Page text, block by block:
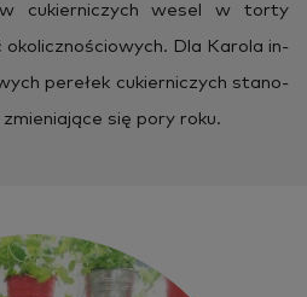
cu­kier­ni­czych wesel w torty
Dla Ka­ro­la in­
pe­re­łek cu­kier­ni­czych sta­no­
się pory roku.